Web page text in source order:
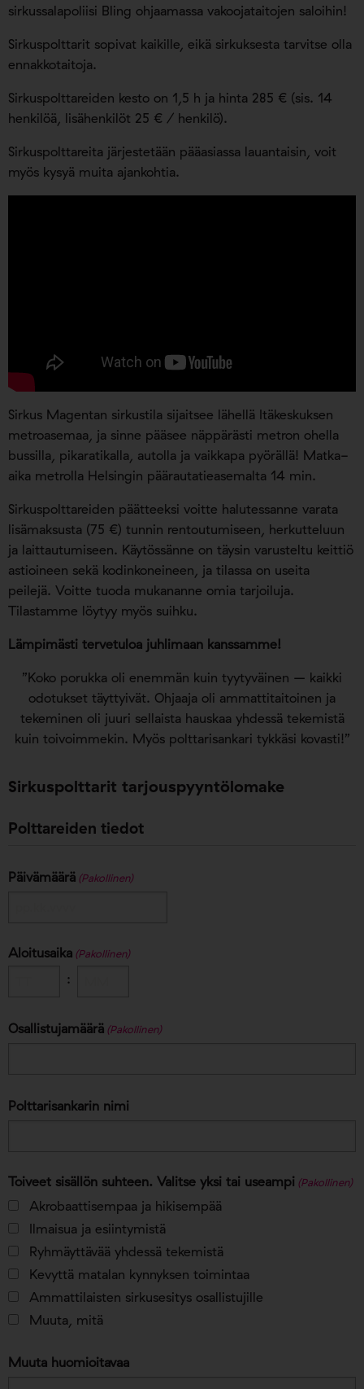
sirkussalapoliisi Bling ohjaamassa vakoojataitojen saloihin!
Sirkuspolttarit sopivat kaikille, eikä sirkuksesta tarvitse olla
ennakkotaitoja.
Sirkuspolttareiden kesto on 1,5 h ja hinta 285 € (sis. 14
henkilöä, lisähenkilöt 25 € / henkilö).
Sirkuspolttareita järjestetään pääasiassa lauantaisin, voit
myös kysyä muita ajankohtia.
Sirkus Magentan sirkustila sijaitsee lähellä Itäkeskuksen
metroasemaa, ja sinne pääsee näppärästi metron ohella
bussilla, pikaratikalla, autolla ja vaikkapa pyörällä! Matka-
aika metrolla Helsingin päärautatieasemalta 14 min.
Sirkuspolttareiden päätteeksi voitte halutessanne varata
lisämaksusta (75 €) tunnin rentoutumiseen, herkutteluun
ja laittautumiseen. Käytössänne on täysin varusteltu keittiö
astioineen sekä kodinkoneineen, ja tilassa on useita
peilejä. Voitte tuoda mukananne omia tarjoiluja.
Tilastamme löytyy myös suihku.
Lämpimästi tervetuloa juhlimaan kanssamme!
”Koko porukka oli enemmän kuin tyytyväinen – kaikki
odotukset täyttyivät. Ohjaaja oli ammattitaitoinen ja
tekeminen oli juuri sellaista hauskaa yhdessä tekemistä
kuin toivoimmekin. Myös polttarisankari tykkäsi kovasti!”
Sirkuspolttarit tarjouspyyntölomake
Polttareiden tiedot
Päivämäärä (Pakollinen)
KK
Aloitusaika (Pakollinen)
:
Osallistujamäärä (Pakollinen)
Polttarisankarin nimi
Toiveet sisällön suhteen. Valitse yksi tai useampi (Pakollinen)
Akrobaattisempaa ja hikisempää
Ilmaisua ja esiintymistä
Ryhmäyttävää yhdessä tekemistä
Kevyttä matalan kynnyksen toimintaa
Ammattilaisten sirkusesitys osallistujille
Muuta, mitä
Muuta huomioitavaa